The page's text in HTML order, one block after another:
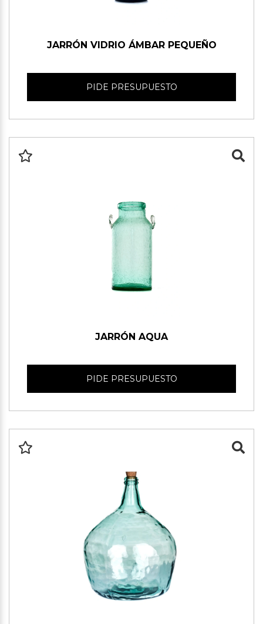
JARRÓN VIDRIO ÁMBAR PEQUEÑO
PIDE PRESUPUESTO
JARRÓN AQUA
PIDE PRESUPUESTO